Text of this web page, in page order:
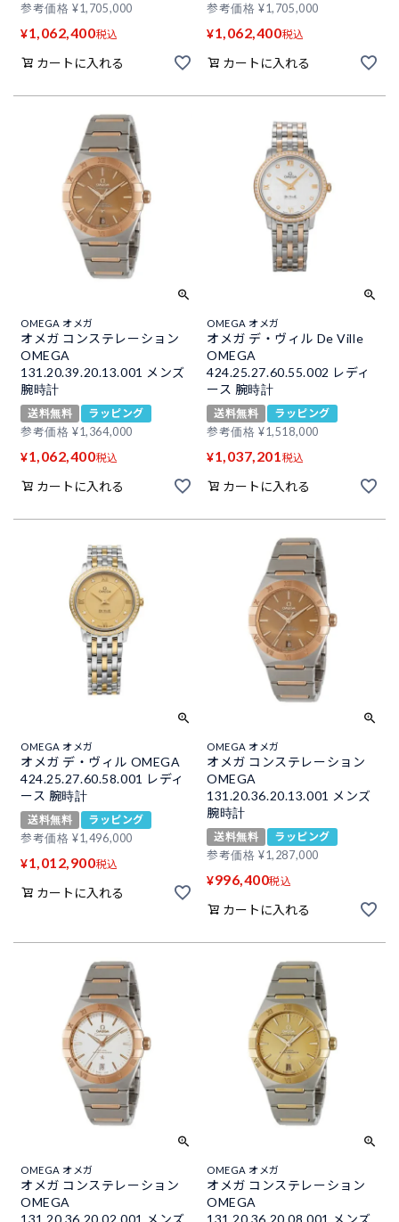
参考価格 ¥1,705,000
¥1,062,400税込
カートに入れる
参考価格 ¥1,705,000
¥1,062,400税込
カートに入れる
OMEGA オメガ
オメガ コンステレーション
OMEGA
131.20.39.20.13.001 メンズ
腕時計
送料無料
ラッピング
参考価格 ¥1,364,000
¥1,062,400税込
カートに入れる
OMEGA オメガ
オメガ デ・ヴィル De Ville
OMEGA
424.25.27.60.55.002 レディ
ース 腕時計
送料無料
ラッピング
参考価格 ¥1,518,000
¥1,037,201 税込
カートに入れる
OMEGA オメガ
オメガ デ・ヴィル OMEGA
424.25.27.60.58.001 レディ
ース 腕時計
送料無料
ラッピング
参考価格 ¥1,496,000
¥1,012,900税込
カートに入れる
OMEGA オメガ
オメガ コンステレーション
OMEGA
131.20.36.20.13.001 メンズ
腕時計
送料無料
ラッピング
参考価格 ¥1,287,000
¥996,400税込
カートに入れる
OMEGA オメガ
オメガ コンステレーション
OMEGA
131.20.36.20.02.001 メンズ
OMEGA オメガ
オメガ コンステレーション
OMEGA
131.20.36.20.08.001 メンズ